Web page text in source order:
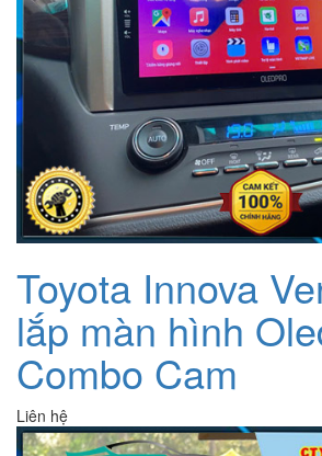
Toyota Innova
lắp màn hình
Combo Cam
Liên hệ